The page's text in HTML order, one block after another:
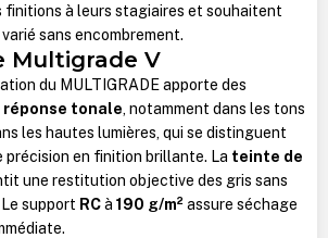
finitions à leurs stagiaires et souhaitent
sans encombrement.
Multigrade V
du MULTIGRADE apporte des
réponse tonale, notamment dans les tons
les hautes lumières, qui se distinguent
précision en finition brillante. La teinte de
une restitution objective des gris sans
support RCà 190 g/m²assure séchage